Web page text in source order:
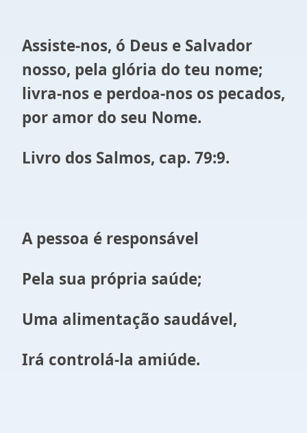
Assiste-nos, ó Deus e Salvador
nosso, pela glória do teu nome;
livra-nos e perdoa-nos os pecados,
por amor do seu Nome.
Livro dos Salmos, cap. 79:9.
A pessoa é responsável
Pela sua própria saúde;
Uma alimentação saudável,
Irá controlá-la amiúde.